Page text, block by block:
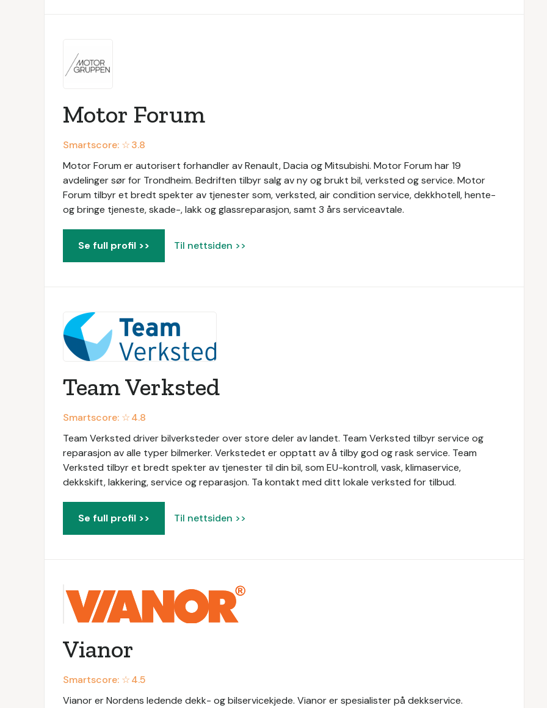
Motor Forum
Smartscore: ☆3.8
Motor Forum er autorisert forhandler av Renault, Dacia og Mitsubishi. Motor Forum har 19
avdelinger sør for Trondheim. Bedriften tilbyr salg av ny og brukt bil, verksted og service. Motor
Forum tilbyr et bredt spekter av tjenester som, verksted, air condition service, dekkhotell, hente-
og bringe tjeneste, skade-, lakk og glassreparasjon, samt 3 års serviceavtale.
Se full profil >> Til nettsiden >>
Team Verksted
Smartscore: ☆4.8
Team Verksted driver bilverksteder over store deler av landet. Team Verksted tilbyr service og
reparasjon av alle typer bilmerker. Verkstedet er opptatt av å tilby god og rask service. Team
Verksted tilbyr et bredt spekter av tjenester til din bil, som EU-kontroll, vask, klimaservice,
dekkskift, lakkering, service og reparasjon. Ta kontakt med ditt lokale verksted for tilbud.
Se full profil >> Til nettsiden >>
Vianor
Smartscore: ☆4.5
Vianor er Nordens ledende dekk- og bilservicekjede. Vianor er spesialister på dekkservice.